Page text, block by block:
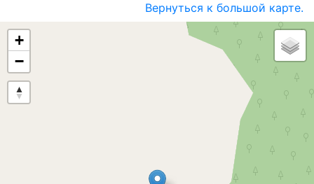
Вернуться к большой карте.
+
−